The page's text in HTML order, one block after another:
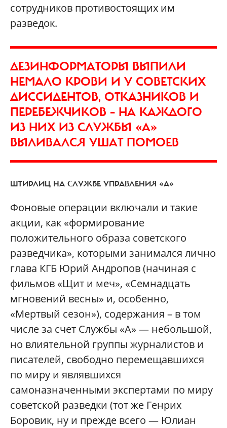
сотрудников противостоящих им
разведок.
ДЕЗИНФОРМАТОРЫ ВЫПИЛИ
НЕМАЛО КРОВИ И У СОВЕТСКИХ
ДИССИДЕНТОВ, ОТКАЗНИКОВ И
ПЕРЕБЕЖЧИКОВ – НА КАЖДОГО
ИЗ НИХ ИЗ СЛУЖБЫ «А»
ВЫЛИВАЛСЯ УШАТ ПОМОЕВ
ШТИРЛИЦ НА СЛУЖБЕ УПРАВЛЕНИЯ «А»
Фоновые операции включали и такие
акции, как «формирование
положительного образа советского
разведчика», которыми занимался лично
глава КГБ Юрий Андропов (начиная с
фильмов «Щит и меч», «Семнадцать
мгновений весны» и, особенно,
«Мертвый сезон»), содержания – в том
числе за счет Службы «А» — небольшой,
но влиятельной группы журналистов и
писателей, свободно перемещавшихся
по миру и являвшихся
самоназначенными экспертами по миру
советской разведки (тот же Генрих
Боровик, ну и прежде всего — Юлиан